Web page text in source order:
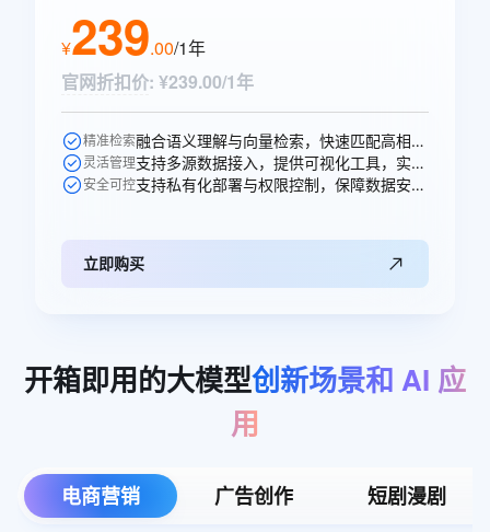
¥239.00/1年
官网折扣价: ¥239.00/1年
精准检索 融合语义理解与向量检索，快速匹配高相关性知识，提升问答准确率。
灵活管理 支持多源数据接入，提供可视化工具，实现知识高效构建与更新。
安全可控 支持私有化部署与权限控制，保障数据安全，适配多元业务场景。
立即购买
开箱即用的大模型创新场景和 AI 应
用
电商营销 广告创作 短剧漫剧